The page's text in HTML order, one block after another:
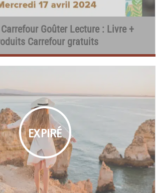
Goûter Lecture : Livre +
Carrefour gratuits